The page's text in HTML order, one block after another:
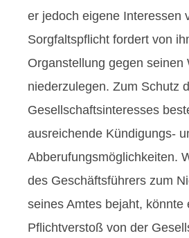
er jedoch eigene Interessen
Sorgfaltspflicht fordert von
Organstellung gegen seinen
niederzulegen. Zum Schutz
Gesellschaftsinteresses
ausreichende Kündigungs-
Abberufungsmöglichkeiten.
des Geschäftsführers zum
seines Amtes bejaht, könnte
Pflichtverstoß von der